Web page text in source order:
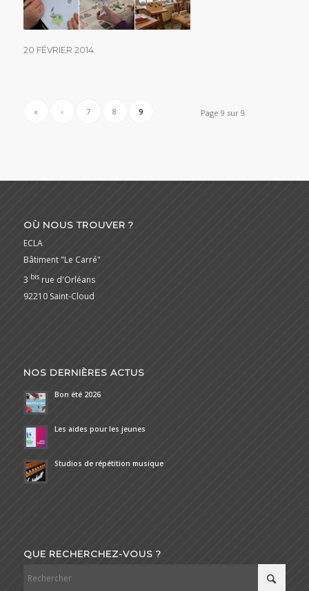
20 FÉVRIER 2014
Page 9 sur 9
« ‹ 7 8 9
OÙ NOUS TROUVER ?
ECLA
Bâtiment "Le Carré"
3 bisrue d'Orléans
92210 Saint-Cloud
NOS DERNIÈRES ACTUS
Bon été 2026
Les aides pour les jeunes
Studios de répétition musique
QUE RECHERCHEZ-VOUS ?